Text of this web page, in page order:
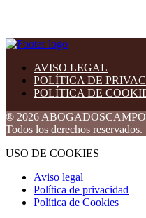
AVISO LEGAL
POLÍTICA DE
POLÍTICA DE
® 2026
Todos los derechos reservados.
USO DE COOKIES
Aviso legal
Política de privacidad
Política de Cookies